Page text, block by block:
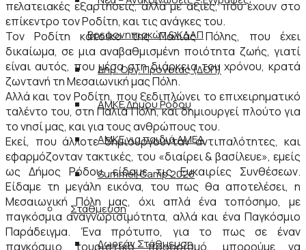
Βρεφονηπιακών & ΚΔΑΠ
Δημ. Οργ. Πρόνοιας (ΔΟΠ)
ΑΜΚΕ Δήμου Ρόδου
ΑΜΚΕ για παιδιά ΑΜΕΑ
Summer Camp 2026
Στάθμευση
Δωρεάν Στάθμευση
πελατειακές εξαρτήσεις, αλλά με αξίες, που έχουν στο
επίκεντρο τον Ροδίτη, και τις ανάγκες του.
Τον Ροδίτη κάτοικο της Παλιάς Πόλης, που έχει
δικαίωμα, σε μια αναβαθμισμένη ποιότητα ζωής, γιατί
είναι αυτός, που μέσα στη διάρκεια του χρόνου, κρατά
ζωντανή τη Μεσαιωνική μας Πόλη.
Αλλά και τον Ροδίτη, που ξεδιπλώνει το επιχειρηματικό
ταλέντο του, στη Παλιά Πόλη, και δημιουργεί πλούτο για
το νησί μας, και για τους ανθρώπους του.
Εκεί, που άλλοτε δημιουργούνταν αντιπαλότητες, και
εφαρμόζονταν τακτικές, του «διαίρει & βασίλευε», εμείς
ως Δήμος Ρόδου, είδαμε τις Ευκαιρίες Συνθέσεων.
Είδαμε τη μεγάλη εικόνα, του πως θα αποτελέσει, η
Μεσαιωνική Πόλη μας, όχι απλά ένα τοπόσημο, με
παγκόσμια αναγνωρισιμότητα, αλλά και ένα Παγκόσμιο
Παράδειγμα. Ένα πρότυπο, για το πως σε έναν
παγκόσμιο τουριστικό προορισμό, μπορούμε να